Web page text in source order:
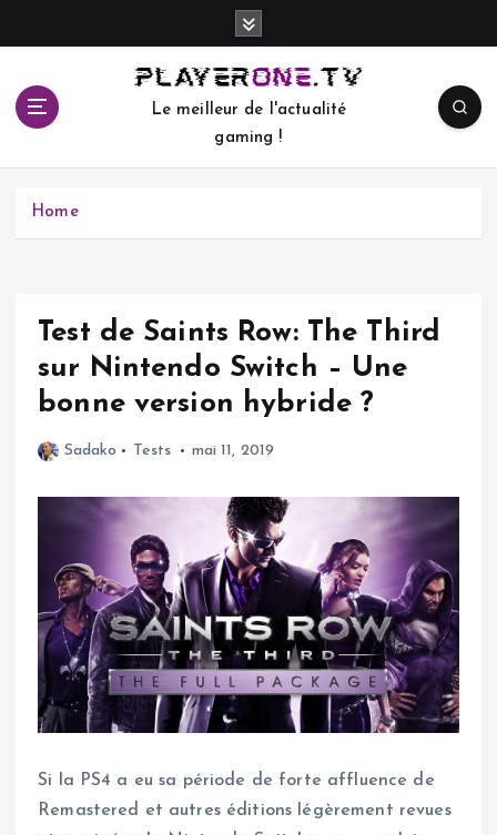
c
Le meilleur de l'actualité
gaming !
Home
Test de Saints Row: The Third
sur Nintendo Switch – Une
bonne version hybride ?
Sadako Tests mai 11, 2019
Si la PS4 a eu sa période de forte affluence de
Remastered et autres éditions légèrement revues